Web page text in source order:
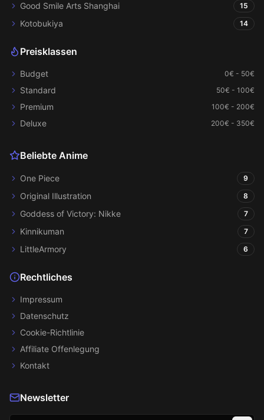
Good Smile Arts Shanghai 15
Kotobukiya 14
Preisklassen
Budget 0€ - 50€
Standard 50€ - 100€
Premium 100€ - 200€
Deluxe 200€ - 350€
Beliebte Anime
One Piece 9
Original Illustration 8
Goddess of Victory: Nikke 7
Kinnikuman 7
LittleArmory 6
Rechtliches
Impressum
Datenschutz
Cookie-Richtlinie
Affiliate Offenlegung
Kontakt
Newsletter